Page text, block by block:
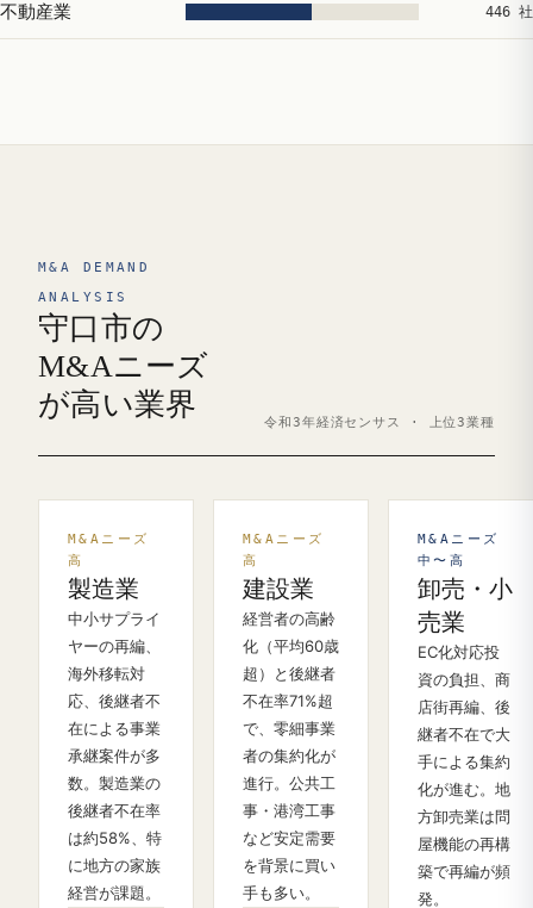
不動産業 446 社
M&A DEMAND
ANALYSIS
守口市の
M&Aニーズ
が高い業界
令和3年経済センサス · 上位3業種
M&Aニーズ
高
製造業
中小サプライ
ヤーの再編、
海外移転対
応、後継者不
在による事業
承継案件が多
数。製造業の
後継者不在率
は約58%、特
に地方の家族
経営が課題。
M&Aニーズ
高
建設業
経営者の高齢
化（平均60歳
超）と後継者
不在率71%超
で、零細事業
者の集約化が
進行。公共工
事・港湾工事
など安定需要
を背景に買い
手も多い。
M&Aニーズ
中〜高
卸売・小
売業
EC化対応投
資の負担、商
店街再編、後
継者不在で大
手による集約
化が進む。地
方卸売業は問
屋機能の再構
築で再編が頻
発。